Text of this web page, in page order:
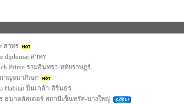
สาทร
diplomat สาทร
Prime รามอินทรา-หทัยราษฎร์
กาญจนาภิเษก
Habitat ปิ่นเกล้า-สิรินธร
ธนาคลัสเตอร์ สถานีเซ็นทรัล-บางใหญ่